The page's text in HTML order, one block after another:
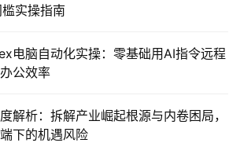
实操指南
电脑自动化实操：零基础用AI指令远程
公效率
解析：拆解产业崛起根源与内卷困局，
下的机遇风险